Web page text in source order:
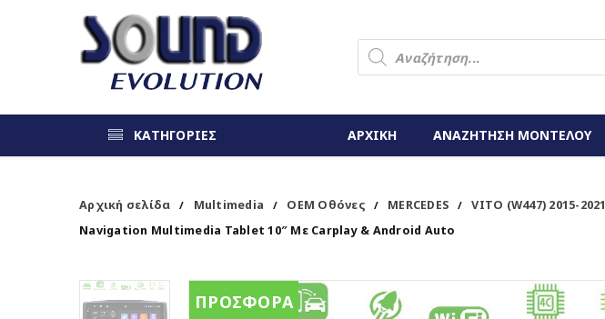
ΚΑΤΗΓΟΡΙΕΣ ΑΡΧΙΚΗ ΑΝΑΖΗΤΗΣΗ ΜΟΝΤΕΛΟΥ
Αρχική σελίδα / Multimedia / OEM Οθόνες / MERCEDES / VITO (W447) 2015-2021
Navigation Multimedia Tablet 10″ Με Carplay & Android Auto
ΠΡΟΣΦΟΡΑ